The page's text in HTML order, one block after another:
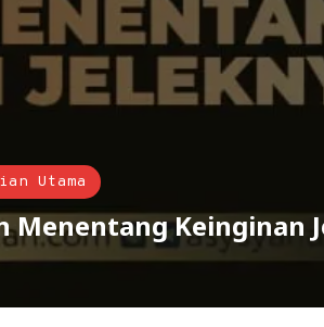
Utama
Menentang Keinginan